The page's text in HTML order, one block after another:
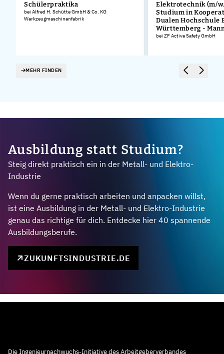
Schülerpraktika
bei Alfred H. Schütte GmbH & Co. KG
Werkzeugmaschinenfabrik
Elektrotechnik (m/
Studium in
Dualen Hochschule
Württemberg -
bei ZF Active Safety GmbH
MEHR FINDEN
Ausbildung statt Studium?
Steig direkt praktisch ein in der Metall- und Elektro-
Industrie
Wenn du gerne praktisch arbeiten und anpacken willst,
ist eine Ausbildung in der Metall- und Elektro-Industrie
genau das richtige für dich. Entdecke hier 40 spannende
Ausbildungsberufe.
ZUKUNFTSINDUSTRIE.DE
Die Ingenieurnachwuchs-Initiative des Arbeitgeberverbandes